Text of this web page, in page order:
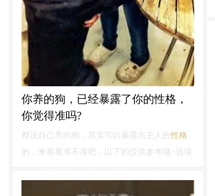
你养的狗，已经暴露了你的性格，
你觉得准吗?
都说自己养的狗，其实可以暴露出主人的性格
的，来看看准不准吧，以下的仅供参考哦~边境